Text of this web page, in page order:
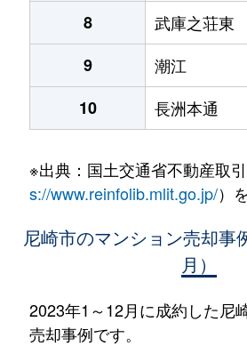
8
武庫之荘東
9
潮江
10
長洲本通
※出典：国土交通省不動産取
s://www.reinfolib.mlit.go.jp/）
尼崎市のマンション売却事
月）
2023年1～12月に成約した尼
売却事例です。